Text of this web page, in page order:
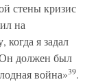
стены кризис
на
когда я задал
должен был
война»39.